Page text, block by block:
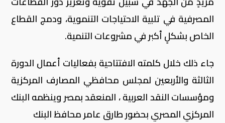
المصرفية في تلبية الاحتياجات التنموية، ودمج القطاع
الخاص بشكلٍ أكبر في مشروعات التنمية.
جاء ذلك خلال كلمته الافتتاحية بفعاليات أعمال الدورة
الثالثة والأربعين لمجلس محافظي المصارف المركزية
ومؤسسات النقد العربية ، المنعقد بمصر وينظمه البنك
المركزي المصري بحضور طارق عامر محافظ البنك